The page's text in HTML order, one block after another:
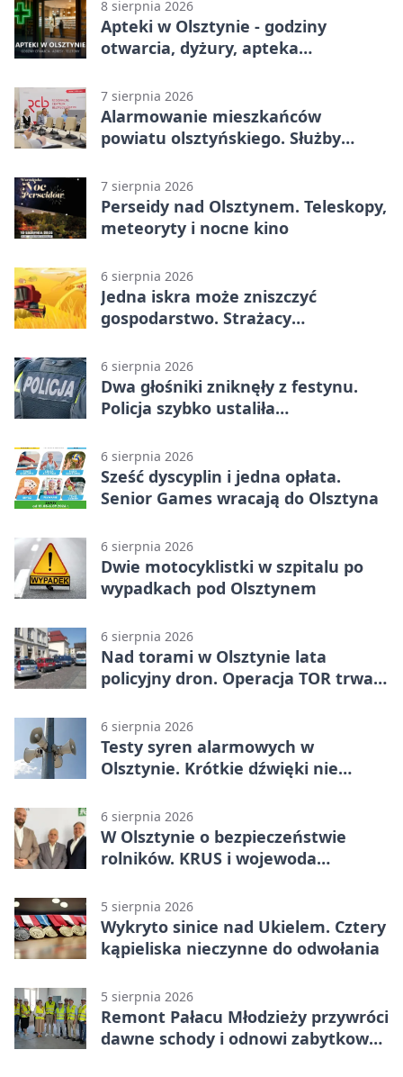
8 sierpnia 2026
Apteki w Olsztynie - godziny
otwarcia, dyżury, apteka
7 sierpnia 2026
Alarmowanie mieszkańców
powiatu olsztyńskiego. Służby
7 sierpnia 2026
Perseidy nad Olsztynem. Teleskopy,
meteoryty i nocne kino
6 sierpnia 2026
Jedna iskra może zniszczyć
gospodarstwo. Strażacy
6 sierpnia 2026
Dwa głośniki zniknęły z festynu.
Policja szybko ustaliła
6 sierpnia 2026
Sześć dyscyplin i jedna opłata.
Senior Games wracają do Olsztyna
6 sierpnia 2026
Dwie motocyklistki w szpitalu po
wypadkach pod Olsztynem
6 sierpnia 2026
Nad torami w Olsztynie lata
policyjny dron. Operacja TOR trwa
6 sierpnia 2026
Testy syren alarmowych w
Olsztynie. Krótkie dźwięki nie
6 sierpnia 2026
W Olsztynie o bezpieczeństwie
rolników. KRUS i wojewoda
5 sierpnia 2026
Wykryto sinice nad Ukielem. Cztery
kąpieliska nieczynne do odwołania
5 sierpnia 2026
Remont Pałacu Młodzieży przywróci
dawne schody i odnowi zabytkowy